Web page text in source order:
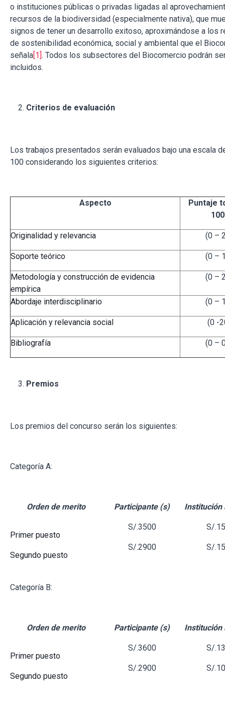
o instituciones públicas o privadas ligadas al
recursos de la biodiversidad (especialmente nativa), que
signos de tener un desarrollo exitoso, aproximándose a los
de sostenibilidad económica, social y ambiental que el
señala[1]. Todos los subsectores del Biocomercio podrán
incluidos.
Criterios de evaluación
Los trabajos presentados serán evaluados bajo una escala
100 considerando los siguientes criterios:
Aspecto
Puntaje
Originalidad y relevancia (0 –
Soporte teórico (0 –
Metodología y construcción de evidencia
empírica
(0 –
Abordaje interdisciplinario (0 –
Aplicación y relevancia social (0 -
Bibliografía (0 –
Premios
Los premios del concurso serán los siguientes:
Categoría A:
Orden de merito Participante (s) Institución
Primer puesto
S/.3500 S/
Segundo puesto
S/.2900 S/
Categoría B:
Orden de merito Participante (s) Institución
Primer puesto
S/.3600 S/
Segundo puesto
S/.2900 S/